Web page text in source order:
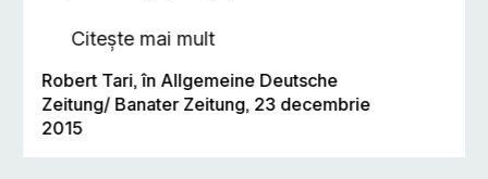
Citește mai mult
Robert Tari, în Allgemeine Deutsche
Zeitung/ Banater Zeitung, 23 decembrie
2015